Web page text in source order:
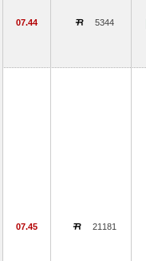
07.44 5344
07.45 21181